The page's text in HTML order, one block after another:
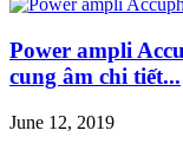
Power ampli
cung âm chi tiết...
June 12, 2019